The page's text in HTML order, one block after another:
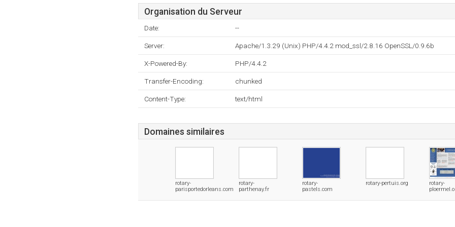
Organisation du Serveur
Date: --
Server: Apache/1.3.29 (Unix) PHP/4.4.2 mod_ssl/2.8.16 OpenSSL/0.9.6b
X-Powered-By: PHP/4.4.2
Transfer-Encoding: chunked
Content-Type: text/html
Domaines similaires
rotary-
parisportedorleans.com
rotary-
parthenay.fr
rotary-
pastels.com
rotary-pertuis.org
rotary-